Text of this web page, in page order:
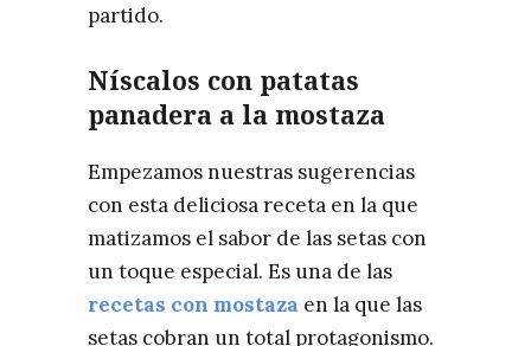
partido.
Níscalos con patatas
panadera a la mostaza
Empezamos nuestras sugerencias
con esta deliciosa receta en la que
matizamos el sabor de las setas con
un toque especial. Es una de las
recetas con mostaza en la que las
setas cobran un total protagonismo.